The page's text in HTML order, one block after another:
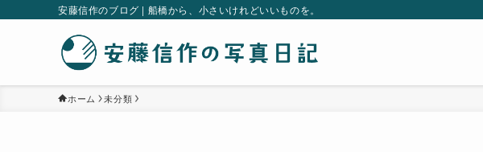
安藤信作のブログ | 船橋から、小さいけれどいいものを。
ホーム 未分類